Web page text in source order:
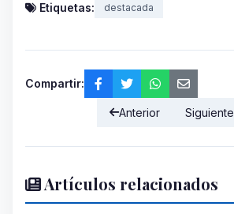
Etiquetas: destacada
Compartir:
Anterior Siguiente
Artículos relacionados